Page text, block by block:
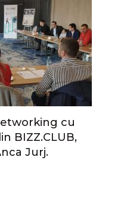
cu
BIZZ.CLUB,
Jurj.